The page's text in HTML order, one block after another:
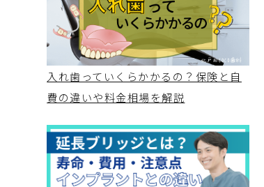
入れ歯っていくらかかるの？保険と自
費の違いや料金相場を解説